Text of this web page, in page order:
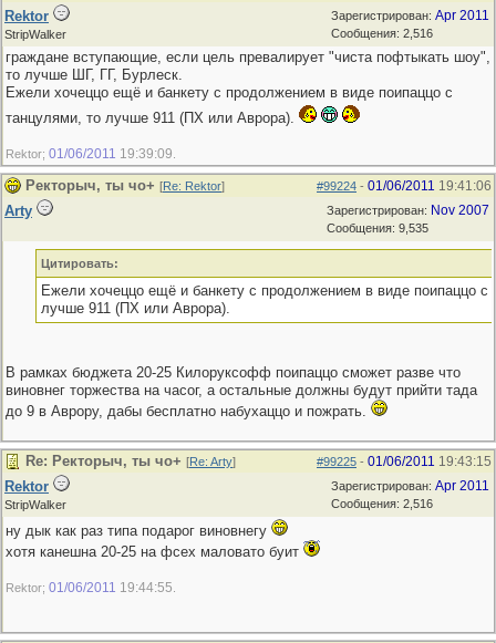
Зарегистрирован: Apr 2011
Сообщения: 2,516
Rektor
StripWalker
граждане вступающие, если цель превалирует "чиста пофтыкать шоу",
то лучше ШГ, ГГ, Бурлеск.
Ежели хочеццо ещё и банкету с продолжением в виде поипаццо с
танцулями, то лучше 911 (ПХ или Аврора).
Rektor; 01/06/2011 19:39:09
#99224 - 01/06/2011 19:41:06
Ректорыч, ты чо+ [Re: Rektor]
Зарегистрирован: Nov 2007
Сообщения: 9,535
Arty
Цитировать:
Ежели хочеццо ещё и банкету с продолжением в виде поипаццо с
лучше 911 (ПХ или Аврора).
В рамках бюджета 20-25 Килоруксофф поипаццо сможет разве что
виновнег торжества на часог, а остальные должны будут прийти тада
до 9 в Аврору, дабы бесплатно набухаццо и пожрать.
#99225 - 01/06/2011 19:43:15
Re: Ректорыч, ты чо+ [Re: Arty]
Зарегистрирован: Apr 2011
Сообщения: 2,516
Rektor
StripWalker
ну дык как раз типа подарог виновнегу
хотя канешна 20-25 на фсех маловато буит
Rektor; 01/06/2011 19:44:55